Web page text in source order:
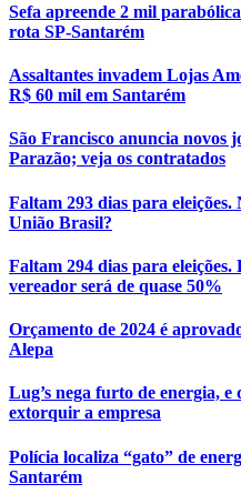
Sefa apreende 2 mil
rota SP-Santarém
Assaltantes invadem Lojas
R$ 60 mil em Santarém
São Francisco anuncia novos
Parazão; veja os contratados
Faltam 293 dias para
União Brasil?
Faltam 294 dias para eleições.
vereador será de quase 50%
Orçamento de 2024 é
Alepa
Lug’s nega furto de energia,
extorquir a empresa
Polícia localiza “gato” de
Santarém